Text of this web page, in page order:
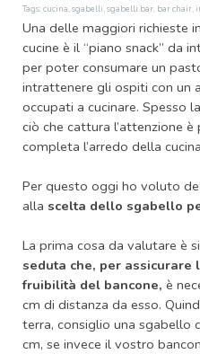
Tags:cucina,sgabelli,sgabelli bar, bar chair,
Una delle maggiori richieste
cucine è il “piano snack” da
per poter consumare un
intrattenere gli ospiti con un
occupati a cucinare. Spesso
ciò che cattura l’attenzione è
completa l’arredo della
Per questo oggi ho voluto
alla scelta dello sgabello
La prima cosa da valutare è
seduta che, per assicurare
fruibilità del bancone, è
cm di distanza da esso.
terra, consiglio una sgabello
cm, se invece il vostro